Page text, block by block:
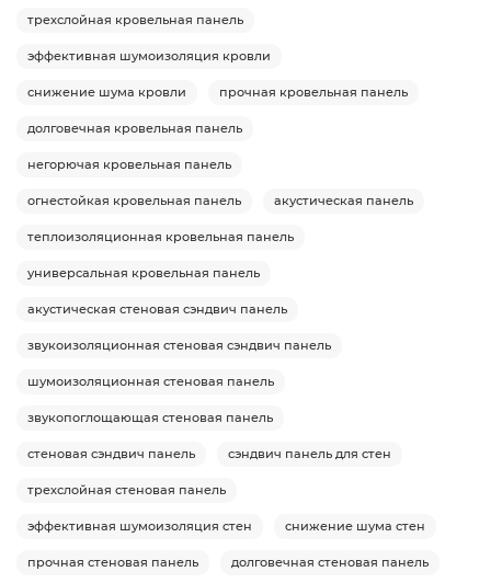
трехслойная кровельная панель
эффективная шумоизоляция кровли
снижение шума кровли прочная кровельная панель
долговечная кровельная панель
негорючая кровельная панель
огнестойкая кровельная панель акустическая панель
теплоизоляционная кровельная панель
универсальная кровельная панель
акустическая стеновая сэндвич панель
звукоизоляционная стеновая сэндвич панель
шумоизоляционная стеновая панель
звукопоглощающая стеновая панель
стеновая сэндвич панель сэндвич панель для стен
трехслойная стеновая панель
эффективная шумоизоляция стен снижение шума стен
прочная стеновая панель долговечная стеновая панель